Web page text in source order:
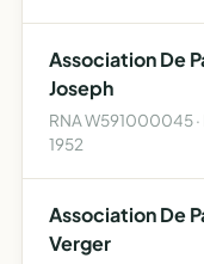
Association De
Joseph
RNA W591000045
1952
Association De
Verger